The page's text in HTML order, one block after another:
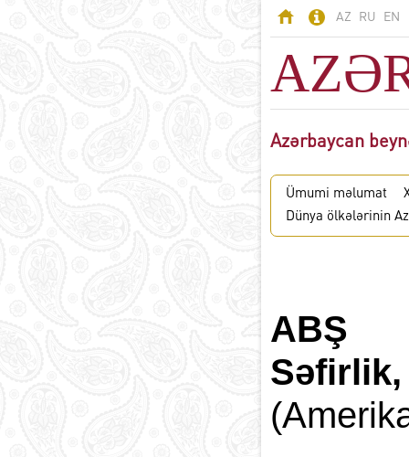
AZ RU EN
AZƏRBAYCAN
Odlar Yurdu -
Ərazi
Dövlət rəmzləri
Azərbaycan dili
Azərbaycanda din
Paytaxt
Azərbaycan
Ümumi məlumat
Dünya ölkələrinin
ABŞ